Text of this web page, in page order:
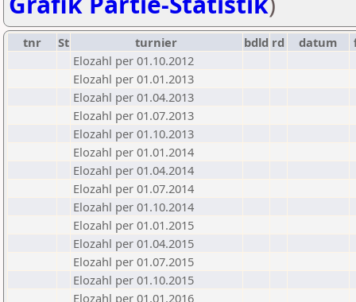
tnr St turnier bdld rd datum
Elozahl per 01.10.2012
Elozahl per 01.01.2013
Elozahl per 01.04.2013
Elozahl per 01.07.2013
Elozahl per 01.10.2013
Elozahl per 01.01.2014
Elozahl per 01.04.2014
Elozahl per 01.07.2014
Elozahl per 01.10.2014
Elozahl per 01.01.2015
Elozahl per 01.04.2015
Elozahl per 01.07.2015
Elozahl per 01.10.2015
Elozahl per 01.01.2016